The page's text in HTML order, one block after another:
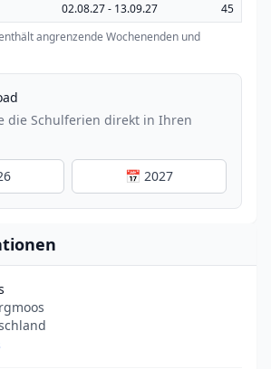
02.08.27 - 13.09.27
45
angrenzende Wochenenden und
die Schulferien direkt in Ihren
📅 2027